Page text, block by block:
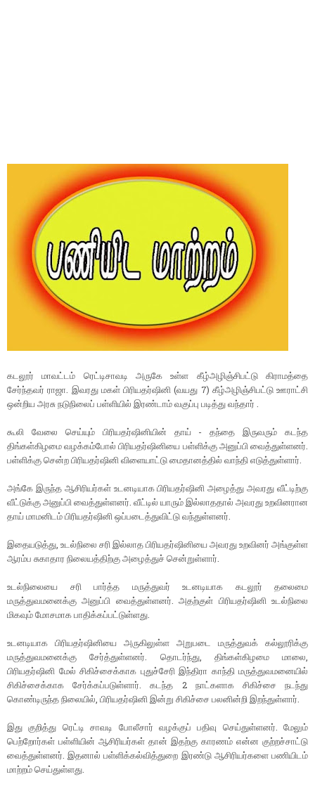
கடலூர் மாவட்டம் ரெட்டிசாவடி அருகே உள்ள கீழ்அழிஞ்சிபட்டு கிராமத்தை
சேர்ந்தவர் ராஜா. இவரது மகள் பிரியதர்ஷினி (வயது 7) கீழ்அழிஞ்சிபட்டு ஊராட்சி
ஒன்றிய அரசு நடுநிலைப் பள்ளியில் இரண்டாம் வகுப்பு படித்து வந்தார் .
கூலி வேலை செய்யும் பிரியதர்ஷினியின் தாய் - தந்தை இருவரும் கடந்த
திங்கள்கிழமை வழக்கம்போல் பிரியதர்ஷினியை பள்ளிக்கு அனுப்பி வைத்துள்ளனர்.
பள்ளிக்கு சென்ற பிரியதர்ஷினி விளையாட்டு மைதானத்தில் வாந்தி எடுத்துள்ளார்.
அங்கே இருந்த ஆசிரியர்கள் உடனடியாக பிரியதர்ஷினி அழைத்து அவரது வீட்டிற்கு
வீட்டுக்கு அனுப்பி வைத்துள்ளனர். வீட்டில் யாரும் இல்லாததால் அவரது உறவினரான
தாய் மாமனிடம் பிரியதர்ஷினி ஒப்படைத்துவிட்டு வந்துள்ளனர்.
இதையடுத்து, உடல்நிலை சரி இல்லாத பிரியதர்ஷினியை அவரது உறவினர் அங்குள்ள
ஆரம்ப சுகாதார நிலையத்திற்கு அழைத்துச் சென்றுள்ளார்.
உடல்நிலையை சரி பார்த்த மருத்துவர் உடனடியாக கடலூர் தலைமை
மருத்துவமனைக்கு அனுப்பி வைத்துள்ளனர். அதற்குள் பிரியதர்ஷினி உடல்நிலை
மிகவும் மோசமாக பாதிக்கப்பட்டுள்ளது.
உடனடியாக பிரியதர்ஷினியை அருகிலுள்ள அறுபடை மருத்துவக் கல்லூரிக்கு
மருத்துவமனைக்கு சேர்த்துள்ளனர். தொடர்ந்து, திங்கள்கிழமை மாலை,
பிரியதர்ஷினி மேல் சிகிச்சைக்காக புதுச்சேரி இந்திரா காந்தி மருத்துவமனையில்
சிகிச்சைக்காக சேர்க்கப்படுள்ளார். கடந்த 2 நாட்களாக சிகிச்சை நடந்து
கொண்டிருந்த நிலையில், பிரியதர்ஷினி இன்று சிகிச்சை பலனின்றி இறந்துள்ளார்.
இது குறித்து ரெட்டி சாவடி போலீசார் வழக்குப் பதிவு செய்துள்ளனர். மேலும்
பெற்றோர்கள் பள்ளியின் ஆசிரியர்கள் தான் இதற்கு காரணம் என்ன குற்றச்சாட்டு
வைத்துள்ளனர். இதனால் பள்ளிக்கல்வித்துறை இரண்டு ஆசிரியர்களை பணியிடம்
மாற்றம் செய்துள்ளது.